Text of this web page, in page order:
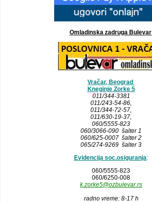
Omladinska zadruga Bulevar
Vračar, Beograd
Kneginje Zorke 5
011/344-3381
011/243-54-86,
011/344-72-57,
011/630-19-37,
060/5555-823
060/3066-090 šalter 1
060/625-0007 šalter 2
065/274-9269 šalter 3
Evidencija soc.osiguranja:
060/5555-823
060/6250-008
k.zorke5@ozbulevar.rs
radno vreme: 8-17 h